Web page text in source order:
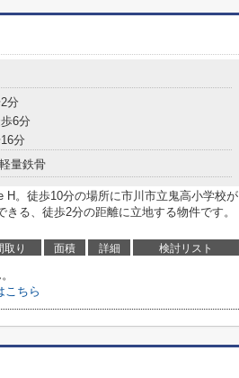
分
6分
分
軽量鉄骨
H。徒歩10分の場所に市川市立鬼高小学校が
る、徒歩2分の距離に立地する物件です。
取り 面積 詳細 検討リスト
こちら